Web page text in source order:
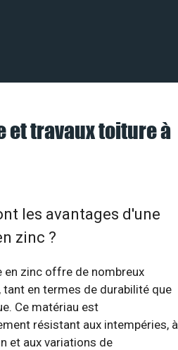
et travaux toiture à
les avantages d'une
zinc ?
en zinc offre de nombreux
tant en termes de durabilité que
Ce matériau est
résistant aux intempéries, à
et aux variations de